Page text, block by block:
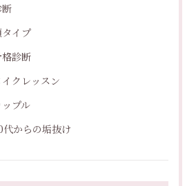
イプ
格診断
イクレッスン
ップル
代からの垢抜け